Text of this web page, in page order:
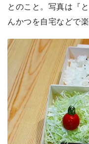
とのこと。写真は『
んかつを自宅などで